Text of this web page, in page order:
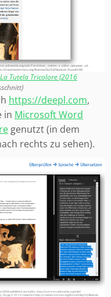
La Tutela Tricolore (2016
https://deepl.com,
in Microsoft Word
genutzt (in dem
rechts zu sehen).